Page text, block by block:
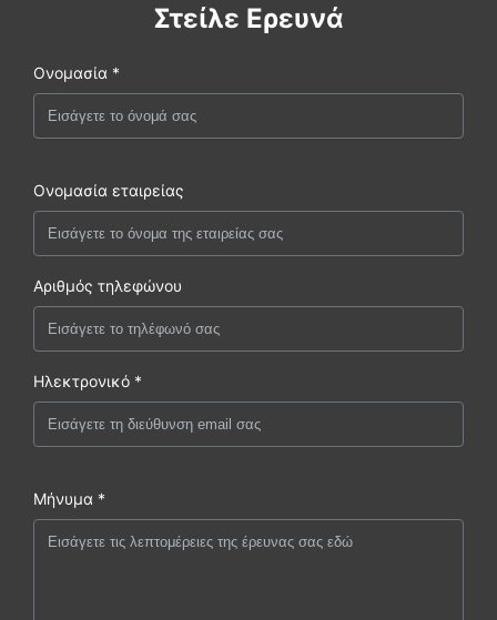
Στείλε Ερευνά
Ονομασία *
Ονομασία εταιρείας
Αριθμός τηλεφώνου
Ηλεκτρονικό *
Μήνυμα *